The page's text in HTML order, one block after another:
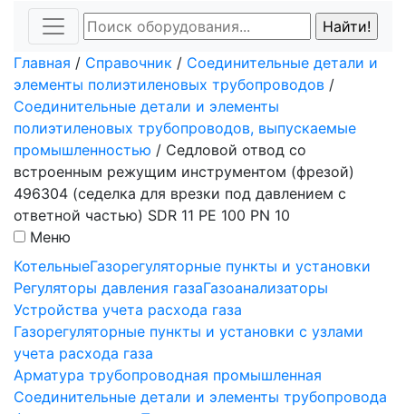
Главная / Справочник / Соединительные детали и
элементы полиэтиленовых трубопроводов /
Соединительные детали и элементы
полиэтиленовых трубопроводов, выпускаемые
промышленностью / Седловой отвод со
встроенным режущим инструментом (фрезой)
496304 (седелка для врезки под давлением с
ответной частью) SDR 11 PE 100 PN 10
Меню
КотельныеГазорегуляторные пункты и установки
Регуляторы давления газаГазоанализаторы
Устройства учета расхода газа
Газорегуляторные пункты и установки с узлами
учета расхода газа
Арматура трубопроводная промышленная
Соединительные детали и элементы трубопровода